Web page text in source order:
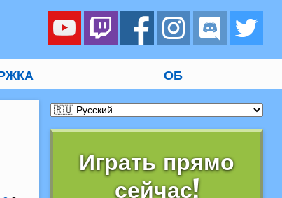
ОБ
Играть прямо
сейчас!